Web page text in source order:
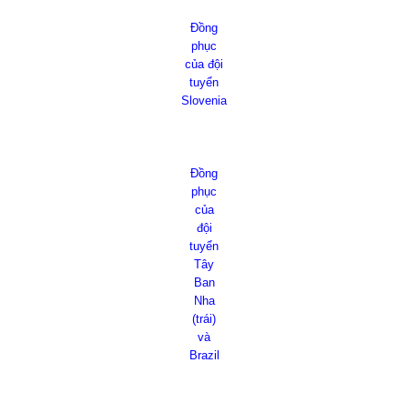
Đồng
phục
của đội
tuyển
Slovenia
Đồng
phục
của
đội
tuyển
Tây
Ban
Nha
(trái)
và
Brazil